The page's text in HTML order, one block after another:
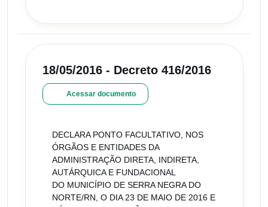
18/05/2016 - Decreto 416/2016
Acessar documento
DECLARA PONTO FACULTATIVO, NOS
ÓRGÃOS E ENTIDADES DA
ADMINISTRAÇÃO DIRETA, INDIRETA,
AUTÁRQUICA E FUNDACIONAL
DO MUNICÍPIO DE SERRA NEGRA DO
NORTE/RN, O DIA 23 DE MAIO DE 2016 E